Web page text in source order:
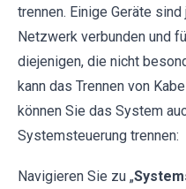
trennen. Einige Geräte
Netzwerk verbunden und
diejenigen, die nicht
kann das Trennen von
können Sie das System
Systemsteuerung trennen:
Navigieren Sie zu „